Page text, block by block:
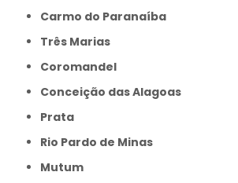
Carmo do Paranaíba
Três Marias
Coromandel
Conceição das Alagoas
Prata
Rio Pardo de Minas
Mutum